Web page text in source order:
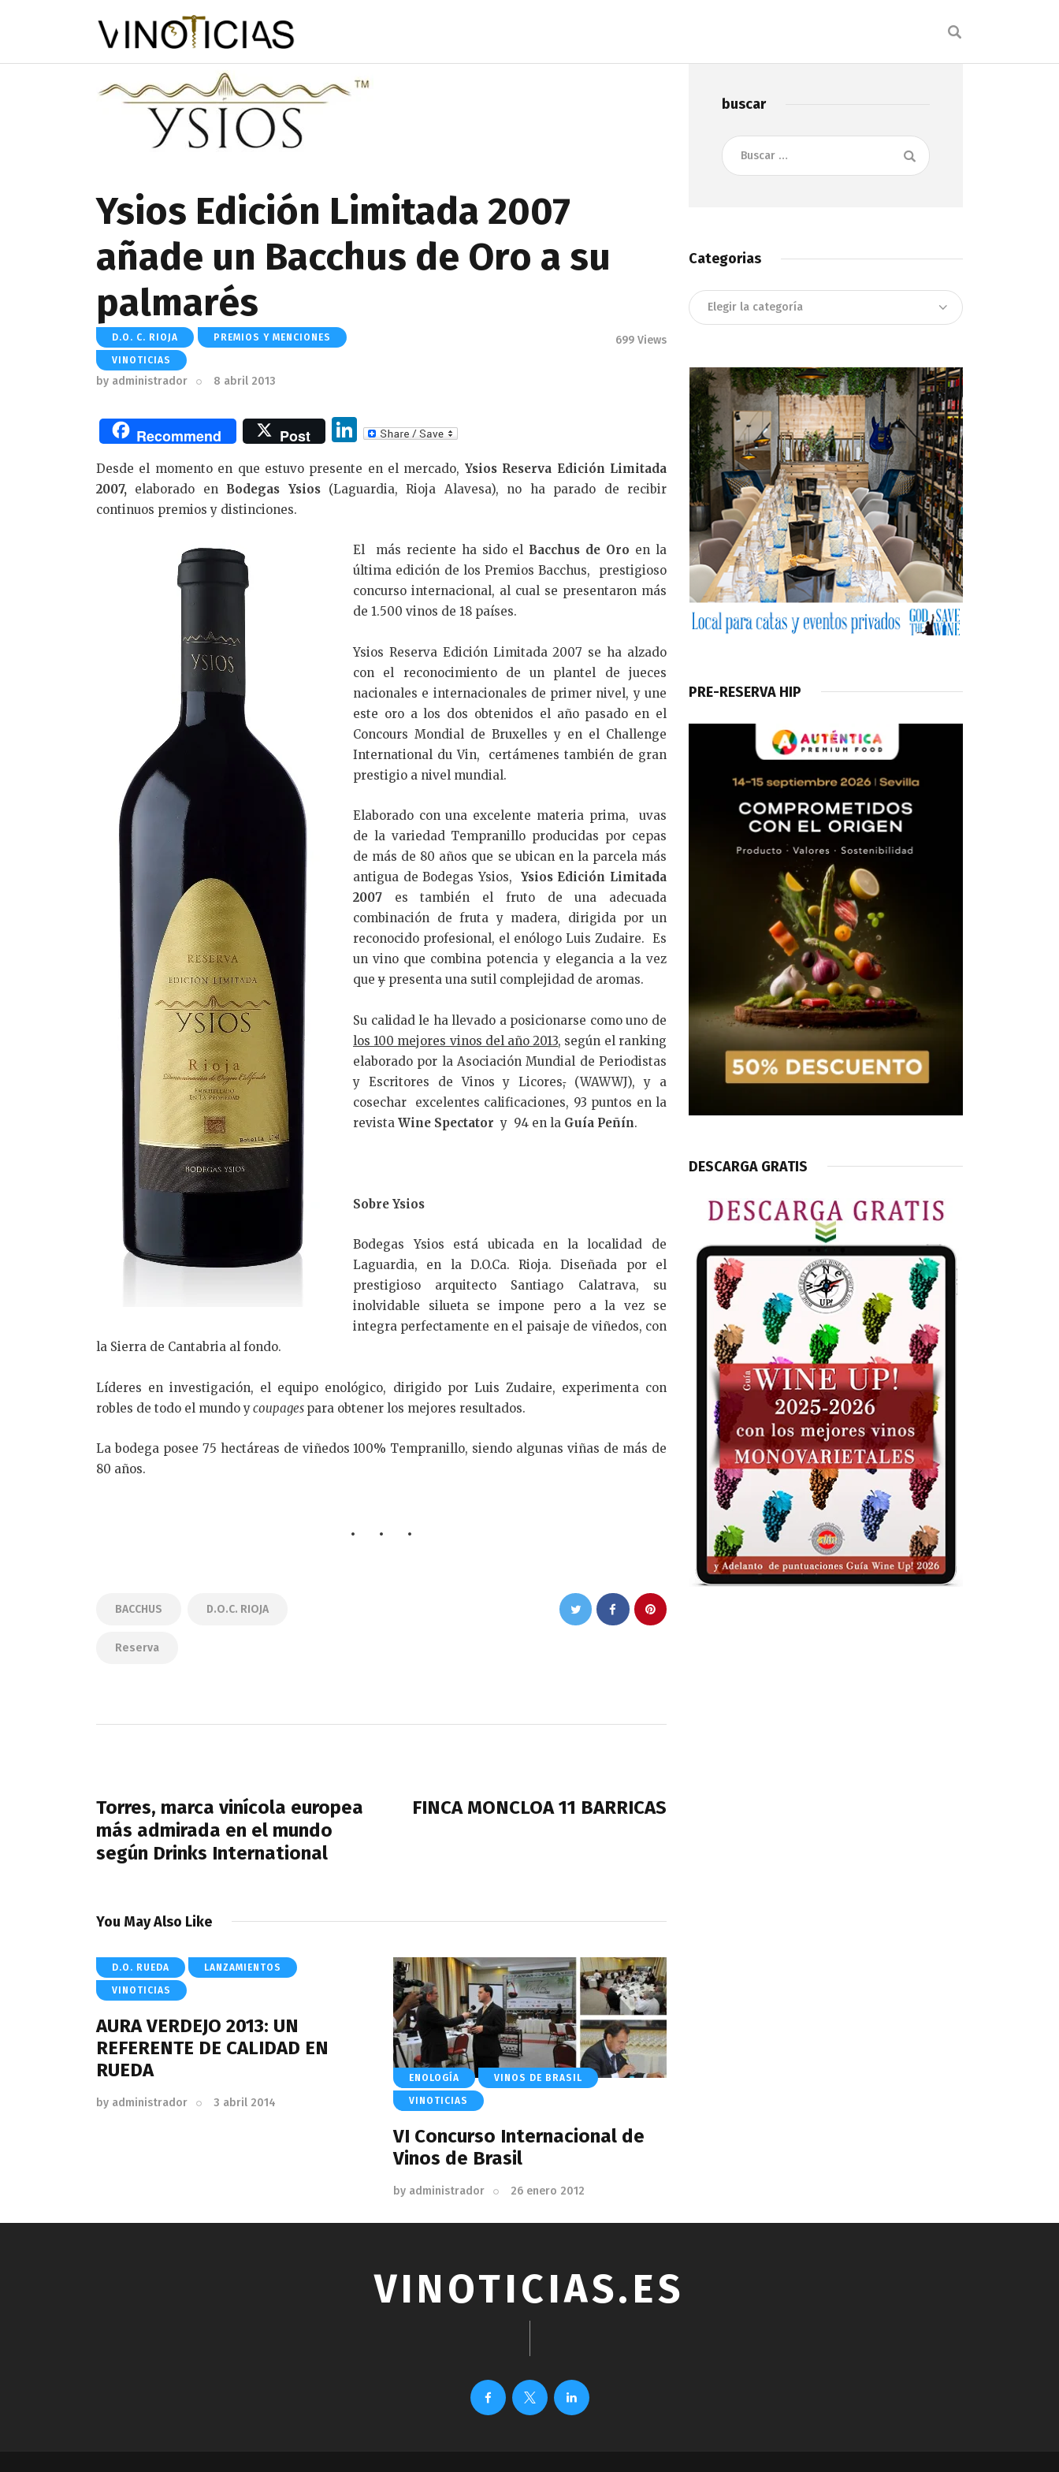
Ysios Edición Limitada 2007
añade un Bacchus de Oro a su
palmarés
D.O. C. RIOJA PREMIOS Y MENCIONES
VINOTICIAS
by administrador 8 abril 2013
699 Views
Recommend Post
Li
k
n
Desde el momento en que estuvo presente en el mercado, Ysios Reserva Edición Limitada
2007, elaborado en Bodegas Ysios(Laguardia, Rioja Alavesa), no ha parado de recibir
continuos premios y distinciones.
El más reciente ha sido el Bacchus de Oro en la
última edición de los Premios Bacchus, prestigioso
concurso internacional, al cual se presentaron más
de 1.500 vinos de 18 países.
Ysios Reserva Edición Limitada 2007 se ha alzado
con el reconocimiento de un plantel de jueces
nacionales e internacionales de primer nivel, y une
este oro a los dos obtenidos el año pasado en el
Concours Mondial de Bruxelles y en el Challenge
International du Vin, certámenes también de gran
prestigio a nivel mundial.
Elaborado con una excelente materia prima, uvas
de la variedad Tempranillo producidas por cepas
de más de 80 años que se ubican en la parcela más
antigua de Bodegas Ysios, Ysios Edición Limitada
2007 es también el fruto de una adecuada
combinación de fruta y madera, dirigida por un
reconocido profesional, el enólogo Luis Zudaire. Es
un vino que combina potencia y elegancia a la vez
quey presenta una sutil complejidad de aromas.
Su calidad le ha llevado a posicionarse como uno de
los 100 mejores vinos del año 2013, según el ranking
elaborado por la Asociación Mundial de Periodistas
y Escritores de Vinos y Licores,(WAWWJ), y a
cosechar excelentes calificaciones, 93 puntos en la
revista Wine Spectator y 94 en la Guía Peñín.
Sobre Ysios
Bodegas Ysios está ubicada en la localidad de
Laguardia, en la D.O.Ca. Rioja. Diseñada por el
prestigioso arquitecto Santiago Calatrava, su
inolvidable silueta se impone pero a la vez se
integra perfectamente en el paisaje de viñedos, con
la Sierra de Cantabria al fondo.
Líderes en investigación, el equipo enológico, dirigido por Luis Zudaire, experimenta con
robles de todo el mundo ycoupages para obtener los mejores resultados.
La bodega posee 75 hectáreas de viñedos 100% Tempranillo, siendo algunas viñas de más de
80 años.
BACCHUS D.O.C. RIOJA
Reserva
entradas
Torres, marca vinícola europea
más admirada en el mundo
según Drinks International
FINCA MONCLOA 11 BARRICAS
You May Also Like
D.O. RUEDA LANZAMIENTOS
VINOTICIAS
AURA VERDEJO 2013: UN
REFERENTE DE CALIDAD EN
RUEDA
by administrador 3 abril 2014
ENOLOGÍA VINOS DE BRASIL
VINOTICIAS
VI Concurso Internacional de
Vinos de Brasil
by administrador 26 enero 2012
buscar
Buscar:
Categorias
Categorias
PRE-RESERVA HIP
DESCARGA GRATIS
VINOTICIAS.ES